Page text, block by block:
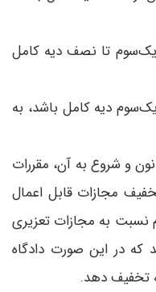
یک‌سوم تا نصف دیه کامل
دیه کامل باشد، به
و شروع به آن، مقررات
مجازات قابل اعمال
نسبت به مجازات تعزیری
که در این صورت دادگاه
تخفیف دهد.